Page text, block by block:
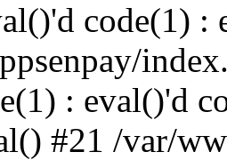
code(1) :
: eval()'d
#21 /var/